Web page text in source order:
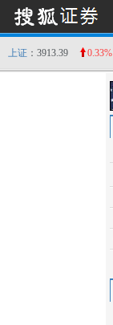
上证 ：3913.39 0.33%